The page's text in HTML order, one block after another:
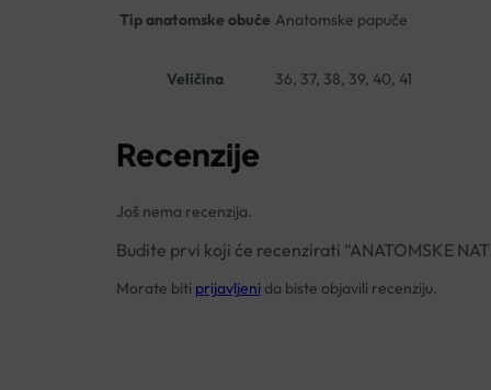
Tip anatomske obuće Anatomske papuče
Veličina 36, 37, 38, 39, 40, 41
Recenzije
Još nema recenzija.
Budite prvi koji će recenzirati “ANATOMSKE
Morate biti prijavljeni da biste objavili recenziju.